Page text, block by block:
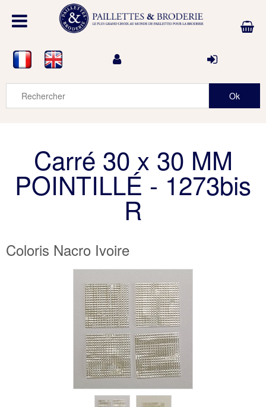
Carré 30 x 30 MM
POINTILLÉ - 1273bis
R
Coloris Nacro Ivoire